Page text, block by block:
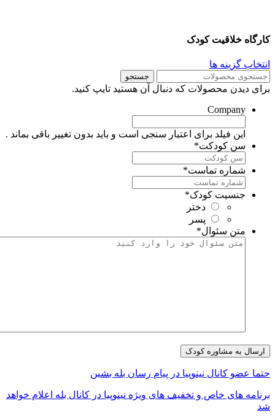
خلاقیت کودک
گزینه ها
جستجو
دیدن محصولات که دنبال آن هستید تایپ کنید.
Company
این فیلد برای اعتبار سنجی است و باید بدون تغییر باقی بماند .
سن کودکت*
شماره تماست*
جنسیت کودک*
دختر
پسر
متن سئوال *
عضو کانال نینوپیا در پیام رسان بله بشین
های خاص و تخفیف های ویژه نینوپیا در کانال بله اعلام خواهد